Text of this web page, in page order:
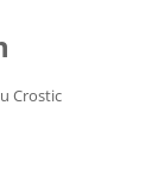
Crostic